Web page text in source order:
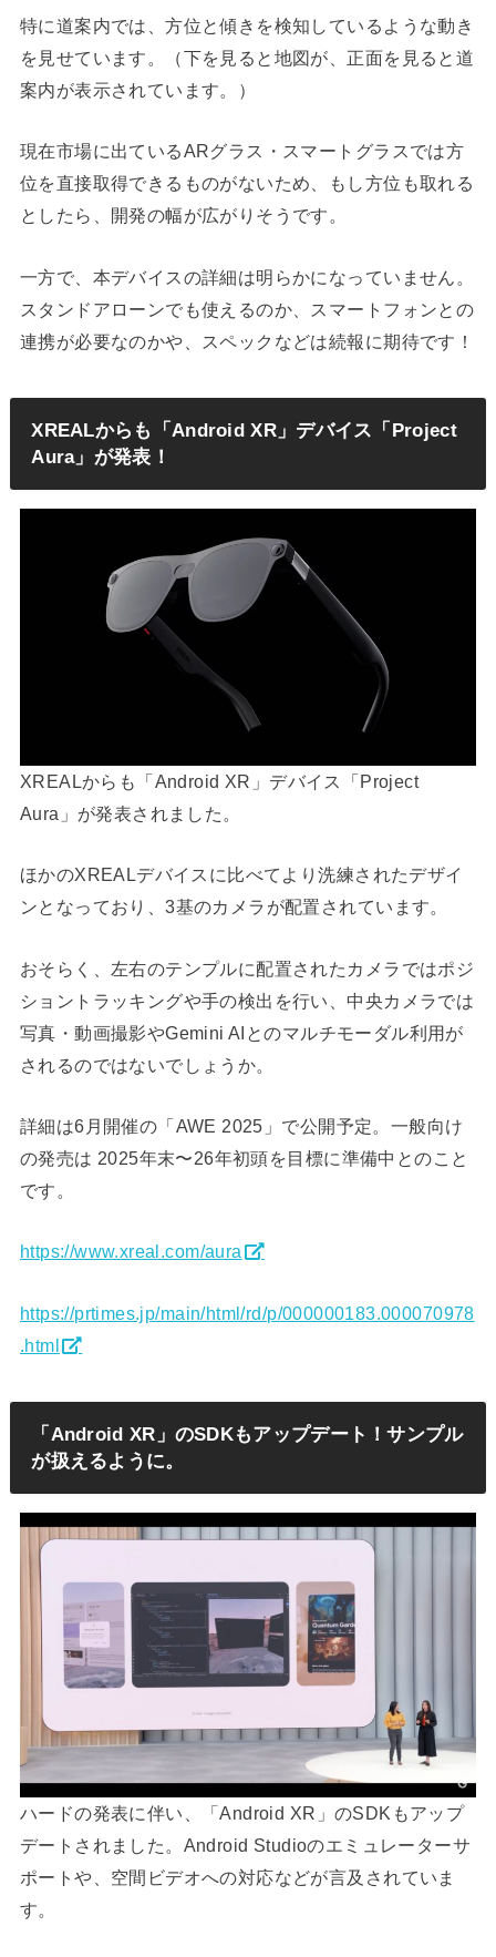
特に道案内では、方位と傾きを検知しているような動き
を見せています。（下を見ると地図が、正面を見ると道
案内が表示されています。）
現在市場に出ているARグラス・スマートグラスでは方
位を直接取得できるものがないため、もし方位も取れる
としたら、開発の幅が広がりそうです。
一方で、本デバイスの詳細は明らかになっていません。
スタンドアローンでも使えるのか、スマートフォンとの
連携が必要なのかや、スペックなどは続報に期待です！
XREALからも「Android XR」デバイス「Project
Aura」が発表！
XREALからも「Android XR」デバイス「Project
Aura」が発表されました。
ほかのXREALデバイスに比べてより洗練されたデザイ
ンとなっており、3基のカメラが配置されています。
おそらく、左右のテンプルに配置されたカメラではポジ
ショントラッキングや手の検出を行い、中央カメラでは
写真・動画撮影やGemini AIとのマルチモーダル利用が
されるのではないでしょうか。
詳細は6月開催の「AWE 2025」で公開予定。一般向け
の発売は 2025年末〜26年初頭を目標に準備中とのこと
です。
https://www.xreal.com/aura
https://prtimes.jp/main/html/rd/p/000000183.000070978
.html
「Android XR」のSDKもアップデート！サンプル
が扱えるように。
ハードの発表に伴い、「Android XR」のSDKもアップ
デートされました。Android Studioのエミュレーターサ
ポートや、空間ビデオへの対応などが言及されていま
す。